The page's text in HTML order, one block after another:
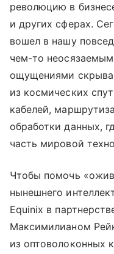
революцию в
и других сферах.
вошел в нашу
чем-то
ощущениями
из космических
кабелей,
обработки данных,
часть мировой
Чтобы помочь
нынешнего
Equinix в
Максимилианом
из оптоволоконных